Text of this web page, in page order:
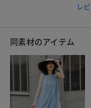
レ
同素材のアイテム